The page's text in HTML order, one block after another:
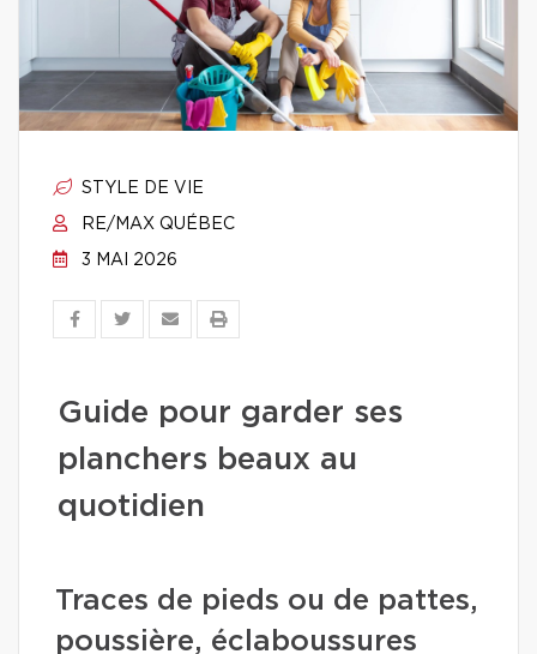
STYLE DE VIE
RE/MAX QUÉBEC
3 MAI 2026
Guide pour garder ses
planchers beaux au
quotidien
Traces de pieds ou de pattes,
poussière, éclaboussures